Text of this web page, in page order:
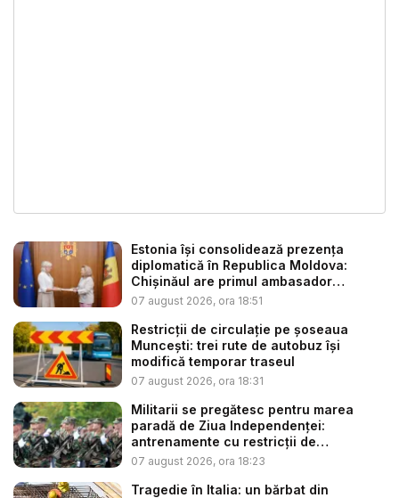
Estonia își consolidează prezența
diplomatică în Republica Moldova:
Chișinăul are primul ambasador
estonia...
07 august 2026, ora 18:51
Restricții de circulație pe șoseaua
Muncești: trei rute de autobuz își
modifică temporar traseul
07 august 2026, ora 18:31
Militarii se pregătesc pentru marea
paradă de Ziua Independenței:
antrenamente cu restricții de
circulație...
07 august 2026, ora 18:23
Tragedie în Italia: un bărbat din